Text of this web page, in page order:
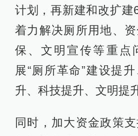
计划，再新建和改扩建
着力解决厕所用地、
保、文明宣传等重点
展“厕所革命”建设提
升、科技提升、文明提
同时，加大资金政策